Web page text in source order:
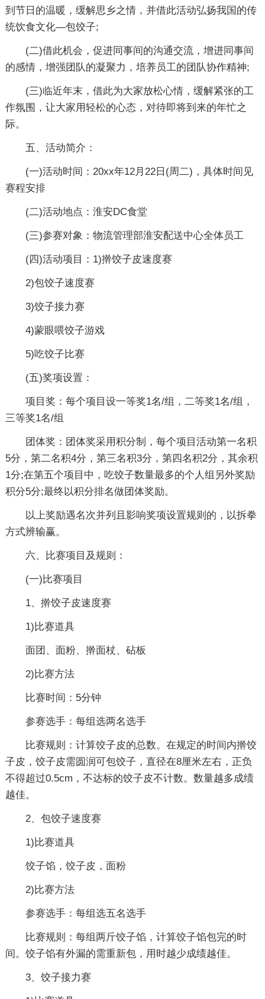
到节日的温暖，缓解思乡之情，并借此活动弘扬我国的传
统饮食文化—包饺子;
(二)借此机会，促进同事间的沟通交流，增进同事间
的感情，增强团队的凝聚力，培养员工的团队协作精神;
(三)临近年末，借此为大家放松心情，缓解紧张的工
作氛围，让大家用轻松的心态，对待即将到来的年忙之
际。
五、活动简介：
(一)活动时间：20xx年12月22日(周二)，具体时间见
赛程安排
(二)活动地点：淮安DC食堂
(三)参赛对象：物流管理部淮安配送中心全体员工
(四)活动项目：1)擀饺子皮速度赛
2)包饺子速度赛
3)饺子接力赛
4)蒙眼喂饺子游戏
5)吃饺子比赛
(五)奖项设置：
项目奖：每个项目设一等奖1名/组，二等奖1名/组，
三等奖1名/组
团体奖：团体奖采用积分制，每个项目活动第一名积
5分，第二名积4分，第三名积3分，第四名积2分，其余积
1分;在第五个项目中，吃饺子数量最多的个人组另外奖励
积分5分;最终以积分排名做团体奖励。
以上奖励遇名次并列且影响奖项设置规则的，以拆拳
方式辨输赢。
六、比赛项目及规则：
(一)比赛项目
1、擀饺子皮速度赛
1)比赛道具
面团、面粉、擀面杖、砧板
2)比赛方法
比赛时间：5分钟
参赛选手：每组选两名选手
比赛规则：计算饺子皮的总数。在规定的时间内擀饺
子皮，饺子皮需圆润可包饺子，直径在8厘米左右，正负
不得超过0.5cm，不达标的饺子皮不计数。数量越多成绩
越佳。
2、包饺子速度赛
1)比赛道具
饺子馅，饺子皮，面粉
2)比赛方法
参赛选手：每组选五名选手
比赛规则：每组两斤饺子馅，计算饺子馅包完的时
间。饺子馅有外漏的需重新包，用时越少成绩越佳。
3、饺子接力赛